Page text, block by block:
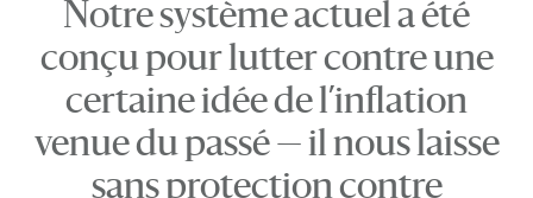
Notre système actuel a été
conçu pour lutter contre une
certaine idée de l’inflation
venue du passé — il nous laisse
sans protection contre